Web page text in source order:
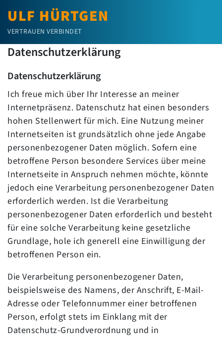
ULF HÜRTGEN
VERTRAUEN VERBINDET
Datenschutzerklärung
Datenschutzerklärung
Ich freue mich über Ihr Interesse an meiner
Internetpräsenz. Datenschutz hat einen besonders
hohen Stellenwert für mich. Eine Nutzung meiner
Internetseiten ist grundsätzlich ohne jede Angabe
personenbezogener Daten möglich. Sofern eine
betroffene Person besondere Services über meine
Internetseite in Anspruch nehmen möchte, könnte
jedoch eine Verarbeitung personenbezogener Daten
erforderlich werden. Ist die Verarbeitung
personenbezogener Daten erforderlich und besteht
für eine solche Verarbeitung keine gesetzliche
Grundlage, hole ich generell eine Einwilligung der
betroffenen Person ein.
Die Verarbeitung personenbezogener Daten,
beispielsweise des Namens, der Anschrift, E-Mail-
Adresse oder Telefonnummer einer betroffenen
Person, erfolgt stets im Einklang mit der
Datenschutz-Grundverordnung und in